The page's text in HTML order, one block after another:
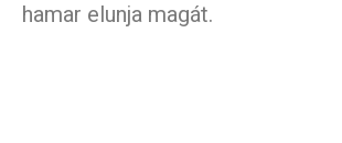
hamar elunja magát.